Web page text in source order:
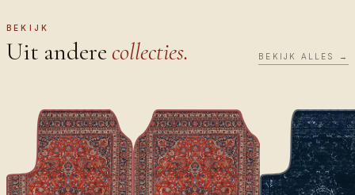
BEKIJK
Uit anderecollecties. BEKIJK ALLES →